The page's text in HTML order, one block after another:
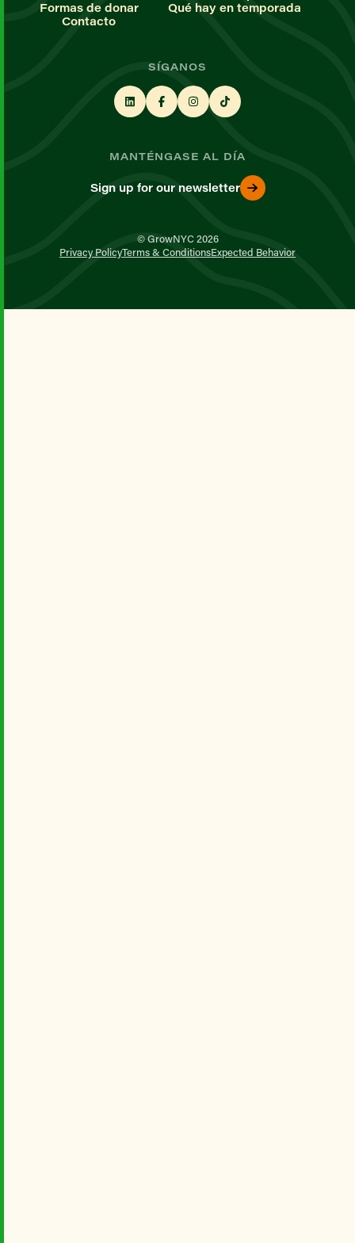
Formas de donar
Qué hay en temporada
Contacto
SÍGANOS
MANTÉNGASE AL DÍA
Sign up for our newsletter
© GrowNYC 2026
Privacy PolicyTerms & ConditionsExpected Behavior